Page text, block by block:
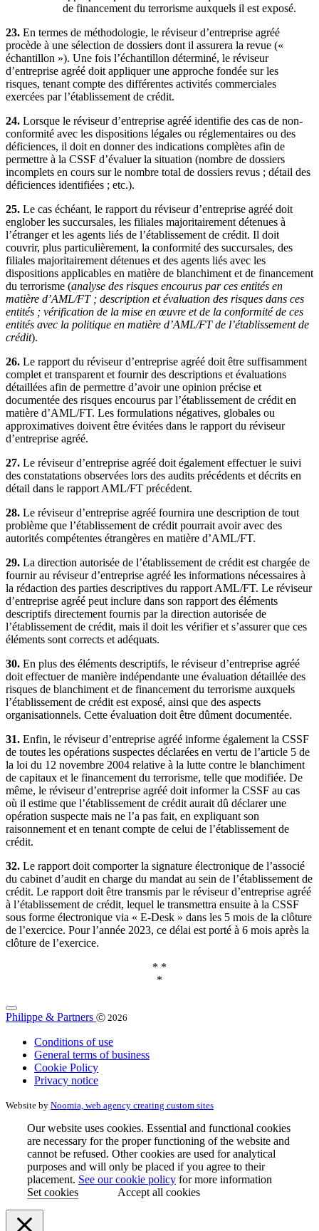
de financement du terrorisme auxquels il est exposé.
23. En termes de méthodologie, le réviseur d’entreprise agréé
procède à une sélection de dossiers dont il assurera la revue («
échantillon »). Une fois l’échantillon déterminé, le réviseur
d’entreprise agréé doit appliquer une approche fondée sur les
risques, tenant compte des différentes activités commerciales
exercées par l’établissement de crédit.
24. Lorsque le réviseur d’entreprise agréé identifie des cas de non-
conformité avec les dispositions légales ou réglementaires ou des
déficiences, il doit en donner des indications complètes afin de
permettre à la CSSF d’évaluer la situation (nombre de dossiers
incomplets en cours sur le nombre total de dossiers revus ; détail des
déficiences identifiées ; etc.).
25. Le cas échéant, le rapport du réviseur d’entreprise agréé doit
englober les succursales, les filiales majoritairement détenues à
l’étranger et les agents liés de l’établissement de crédit. Il doit
couvrir, plus particulièrement, la conformité des succursales, des
filiales majoritairement détenues et des agents liés avec les
dispositions applicables en matière de blanchiment et de financement
du terrorisme (analyse des risques encourus par ces entités en
matière d’AML/FT ; description et évaluation des risques dans ces
entités ; vérification de la mise en œuvre et de la conformité de ces
entités avec la politique en matière d’AML/FT de l’établissement de
crédit).
26. Le rapport du réviseur d’entreprise agréé doit être suffisamment
complet et transparent et fournir des descriptions et évaluations
détaillées afin de permettre d’avoir une opinion précise et
documentée des risques encourus par l’établissement de crédit en
matière d’AML/FT. Les formulations négatives, globales ou
approximatives doivent être évitées dans le rapport du réviseur
d’entreprise agréé.
27. Le réviseur d’entreprise agréé doit également effectuer le suivi
des constatations observées lors des audits précédents et décrits en
détail dans le rapport AML/FT précédent.
28. Le réviseur d’entreprise agréé fournira une description de tout
problème que l’établissement de crédit pourrait avoir avec des
autorités compétentes étrangères en matière d’AML/FT.
29. La direction autorisée de l’établissement de crédit est chargée de
fournir au réviseur d’entreprise agréé les informations nécessaires à
la rédaction des parties descriptives du rapport AML/FT. Le réviseur
d’entreprise agréé peut inclure dans son rapport des éléments
descriptifs directement fournis par la direction autorisée de
l’établissement de crédit, mais il doit les vérifier et s’assurer que ces
éléments sont corrects et adéquats.
30. En plus des éléments descriptifs, le réviseur d’entreprise agréé
doit effectuer de manière indépendante une évaluation détaillée des
risques de blanchiment et de financement du terrorisme auxquels
l’établissement de crédit est exposé, ainsi que des aspects
organisationnels. Cette évaluation doit être dûment documentée.
31. Enfin, le réviseur d’entreprise agréé informe également la CSSF
de toutes les opérations suspectes déclarées en vertu de l’article 5 de
la loi du 12 novembre 2004 relative à la lutte contre le blanchiment
de capitaux et le financement du terrorisme, telle que modifiée. De
même, le réviseur d’entreprise agréé doit informer la CSSF au cas
où il estime que l’établissement de crédit aurait dû déclarer une
opération suspecte mais ne l’a pas fait, en expliquant son
raisonnement et en tenant compte de celui de l’établissement de
crédit.
32. Le rapport doit comporter la signature électronique de l’associé
du cabinet d’audit en charge du mandat au sein de l’établissement de
crédit. Le rapport doit être transmis par le réviseur d’entreprise agréé
à l’établissement de crédit, lequel le transmettra ensuite à la CSSF
sous forme électronique via « E-Desk » dans les 5 mois de la clôture
de l’exercice. Pour l’année 2023, ce délai est porté à 6 mois après la
clôture de l’exercice.
* *
*
Philippe & Partners Ⓒ 2026
Conditions of use
General terms of business
Cookie Policy
Privacy notice
Website by Noomia, web agency creating custom sites
Our website uses cookies. Essential and functional cookies
are necessary for the proper functioning of the website and
cannot be refused. Other cookies are used for analytical
purposes and will only be placed if you agree to their
placement. See our cookie policy for more information
Set cookies
Accept all cookies